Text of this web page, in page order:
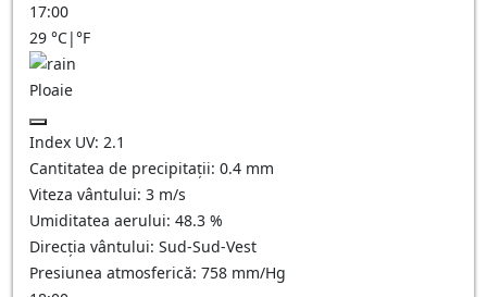
17:00
29 °C|°F
Ploaie
Index UV: 2.1
Cantitatea de precipitații: 0.4 mm
Viteza vântului: 3 m/s
Umiditatea aerului: 48.3 %
Direcția vântului: Sud-Sud-Vest
Presiunea atmosferică: 758 mm/Hg